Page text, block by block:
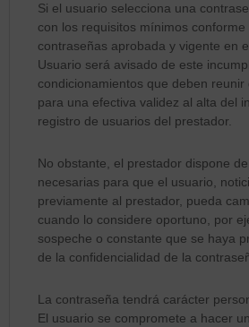
Si el usuario selecciona una
con los requisitos mínimos
contraseñas aprobada y vigente en
Usuario será avisado de este
condicionamientos que deben reunir
para una efectiva validez al alta del
registro de usuarios del prestador.
No obstante, el prestador dispone
necesarias para que el usuario,
previamente al prestador, pueda
cuando lo considere oportuno, por
sospeche o constante que se haya
de la confidencialidad de la
La contraseña tendrá carácter
El usuario se compromete a hacer